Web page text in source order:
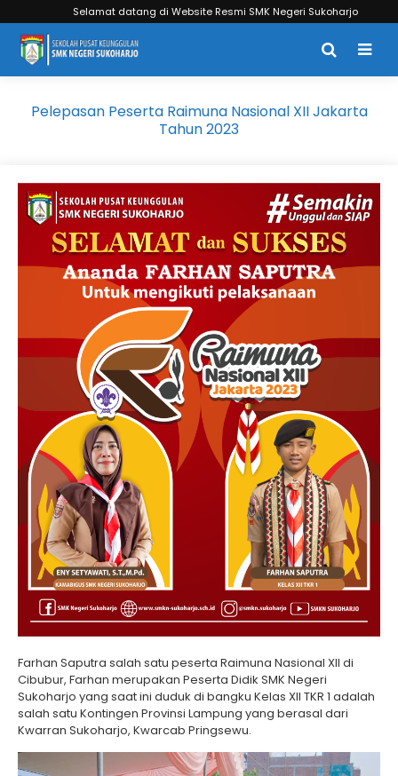
Selamat datang di Website Resmi SMK Negeri Sukoharjo
Pelepasan Peserta Raimuna Nasional XII Jakarta
Tahun 2023
Farhan Saputra salah satu peserta Raimuna Nasional XII di
Cibubur, Farhan merupakan Peserta Didik SMK Negeri
Sukoharjo yang saat ini duduk di bangku Kelas XII TKR 1 adalah
salah satu Kontingen Provinsi Lampung yang berasal dari
Kwarran Sukoharjo, Kwarcab Pringsewu.